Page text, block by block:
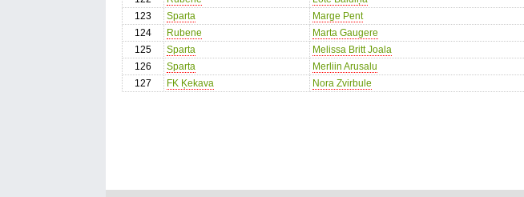
123
Sparta Marge Pent
124
Rubene Marta Gaugere
125
Sparta Melissa Britt Joala
126
Sparta Merliin Arusalu
127
FK Ķekava Nora Zvirbule